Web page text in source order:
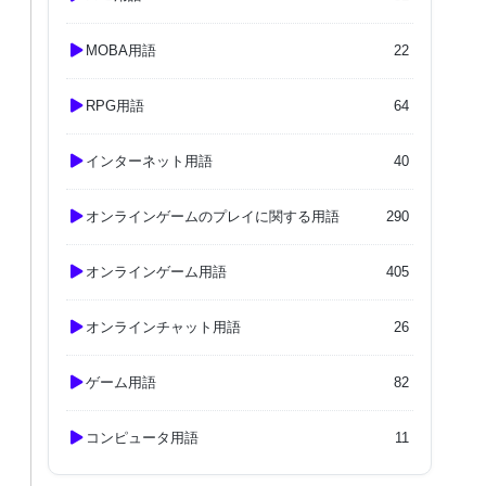
MOBA用語 22
RPG用語 64
インターネット用語 40
オンラインゲームのプレイに関する用語 290
オンラインゲーム用語 405
オンラインチャット用語 26
ゲーム用語 82
コンピュータ用語 11